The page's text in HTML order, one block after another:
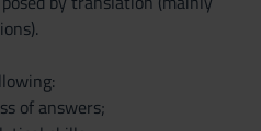
of answers;